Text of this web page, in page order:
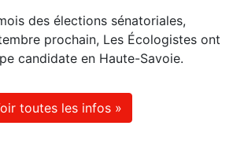
des élections sénatoriales,
prochain, Les Écologistes ont
candidate en Haute-Savoie.
toutes les infos »